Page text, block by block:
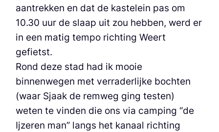
aantrekken en dat de kastelein pas om
10.30 uur de slaap uit zou hebben, werd er
in een matig tempo richting Weert
gefietst.
Rond deze stad had ik mooie
binnenwegen met verraderlijke bochten
(waar Sjaak de remweg ging testen)
weten te vinden die ons via camping “de
Ijzeren man” langs het kanaal richting